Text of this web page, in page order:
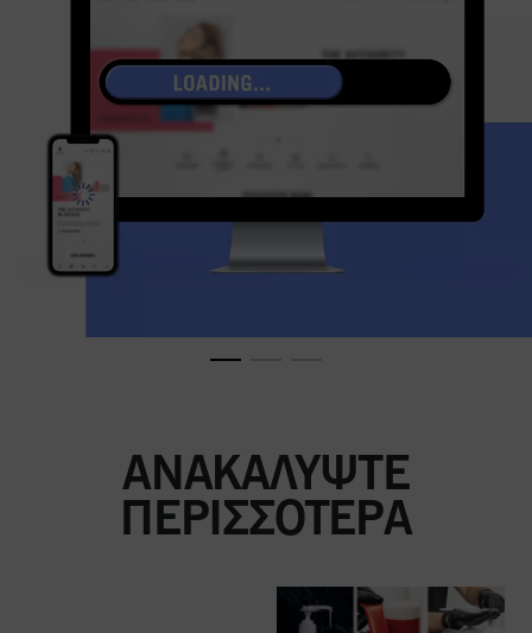
ΑΝΑΚΑΛΎΨΤΕ
ΠΕΡΙΣΣΌΤΕΡΑ